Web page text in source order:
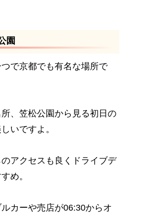
園
つで京都でも有名な場所で
、笠松公園から見る初日の
いですよ。
アクセスも良くドライブデ
め。
カーや売店が06:30からオ